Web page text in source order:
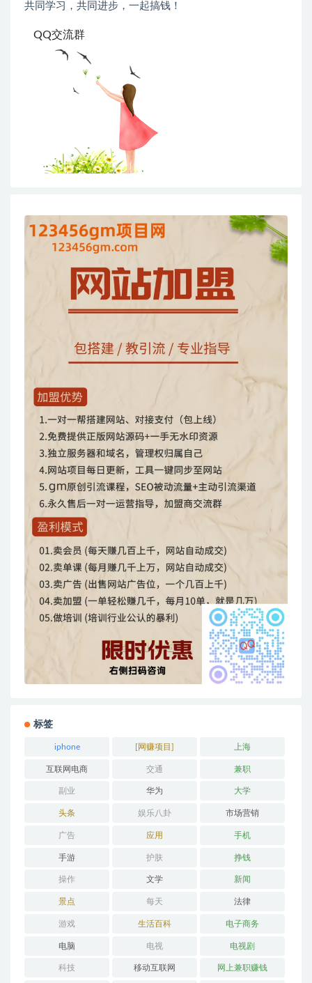
共同学习，共同进步，一起搞钱！
QQ交流群
标签
iphone [网赚项目] 上海
互联网电商 交通 兼职
副业 华为 大学
头条 娱乐八卦 市场营销
广告 应用 手机
手游 护肤 挣钱
操作 文学 新闻
景点 每天 法律
游戏 生活百科 电子商务
电脑 电视 电视剧
科技 移动互联网 网上兼职赚钱